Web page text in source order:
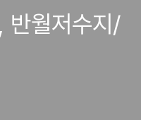
반월저수지/